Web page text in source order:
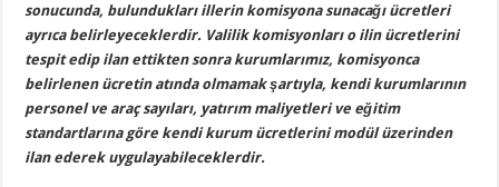
sonucunda, bulundukları illerin komisyona sunacağı ücretleri
ayrıca belirleyeceklerdir. Valilik komisyonları o ilin ücretlerini
tespit edip ilan ettikten sonra kurumlarımız, komisyonca
belirlenen ücretin atında olmamak şartıyla, kendi kurumlarının
personel ve araç sayıları, yatırım maliyetleri ve eğitim
standartlarına göre kendi kurum ücretlerini modül üzerinden
ilan ederek uygulayabileceklerdir.